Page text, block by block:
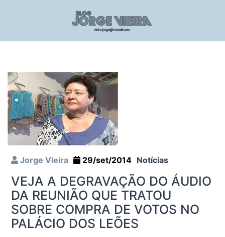
Jorge Vieira 29/set/2014 Notícias
VEJA A DEGRAVAÇÃO DO ÁUDIO
DA REUNIÃO QUE TRATOU
SOBRE COMPRA DE VOTOS NO
PALÁCIO DOS LEÕES